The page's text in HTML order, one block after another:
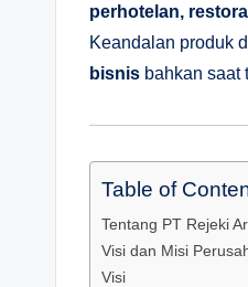
perhotelan,
Keandalan produk
bisnis bahkan saat
Table of
Tentang PT Rejeki
Visi dan Misi
Visi